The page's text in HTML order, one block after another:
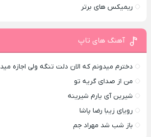
ریمیکس های برتر
آهنگ های تاپ
دخترم میدونم که الان دلت تنگه ولی اجازه
من از صدای گريه تو
شیرین آی یارم شیرینه
رویای زیبا رضا پاشا
باز شب شد مهراد جم